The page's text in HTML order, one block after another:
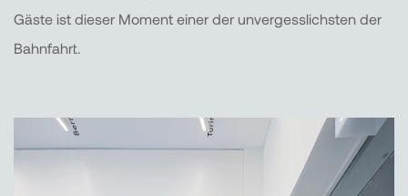
Gäste ist dieser Moment einer der unvergesslichsten der
Bahnfahrt.